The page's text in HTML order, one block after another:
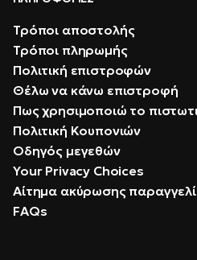
Τρόποι αποστολής
Τρόποι πληρωμής
Πολιτική επιστροφών
Θέλω να κάνω επιστροφή
Πως χρησιμοποιώ το
Πολιτική Κουπονιών
Οδηγός μεγεθών
Your Privacy Choices
Αίτημα ακύρωσης
FAQs